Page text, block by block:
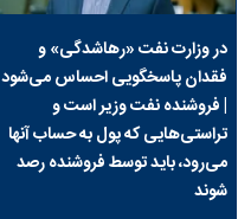
در وزارت نفت «رهاشدگی» و
فقدان پاسخگویی احساس می‌شود
| فروشنده نفت وزیر است و
تراستی‌هایی که پول به حساب آنها
می‌رود، باید توسط فروشنده رصد
شوند